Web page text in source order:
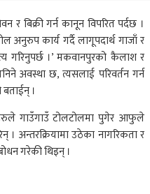
र बिक्री गर्न कानून विपरित पर्दछ ।
अनुरुप कार्य गर्दै लागूपदार्थ गाजाँ र
गरिनुपर्छ ।’ मकवानपुरको कैलाश र
अवस्था छ, त्यसलाई परिवर्तन गर्न
।
गाउँगाउँ टोलटोलमा पुगेर आफुले
अन्तरक्रियामा उठेका नागरिकता र
गरेकी थिइन् ।